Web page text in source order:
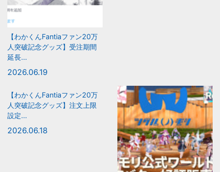
【わかくんFantiaファン20万
人突破記念グッズ】受注期間
延長...
2026.06.19
【わかくんFantiaファン20万
人突破記念グッズ】注文上限
設定...
2026.06.18